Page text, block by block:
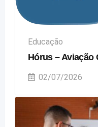
Educação
Hórus – Aviação
02/07/2026